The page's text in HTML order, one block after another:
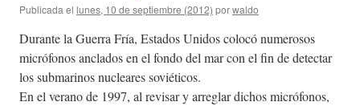
Publicada el lunes, 10 de septiembre (2012) porwaldo
Durante la Guerra Fría, Estados Unidos colocó numerosos
micrófonos anclados en el fondo del mar con el fin de detectar
los submarinos nucleares soviéticos.
En el verano de 1997, al revisar y arreglar dichos micrófonos,